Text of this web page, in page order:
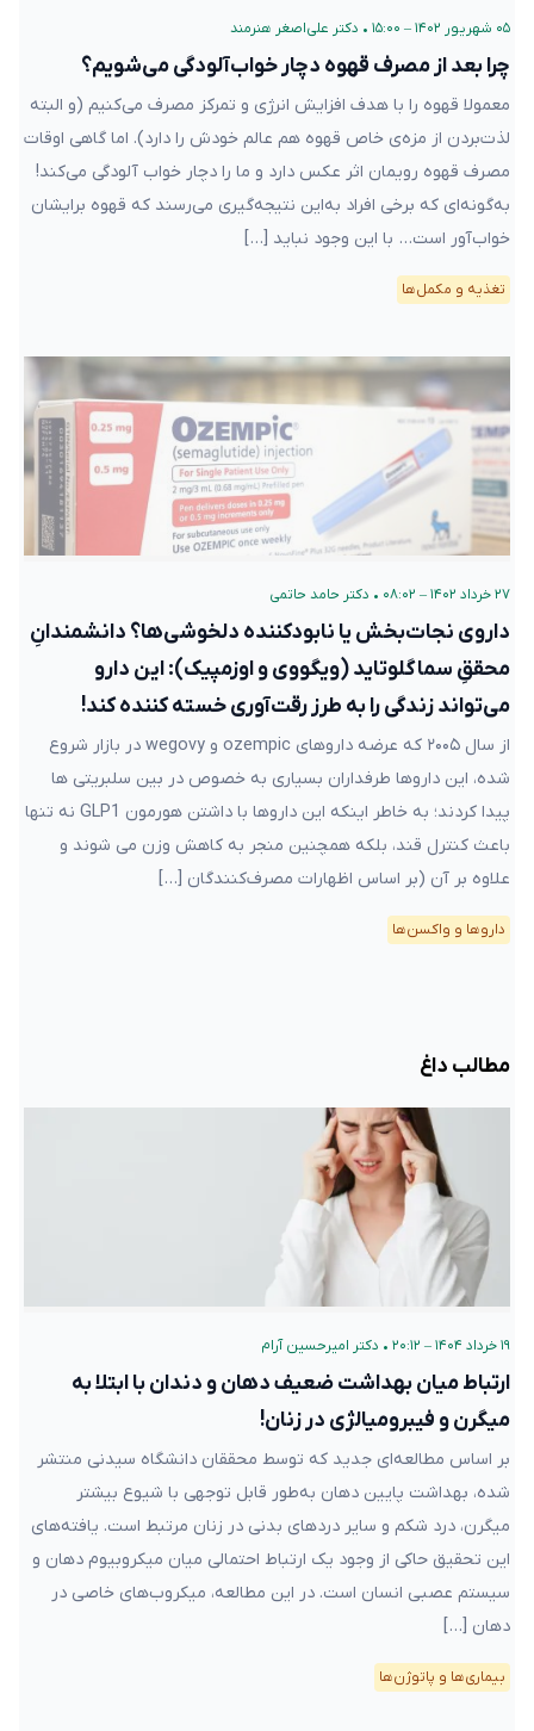
۰۵ شهریور ۱۴۰۲ – ۱۵:۰۰ • دکتر علی‌اصغر هنرمند
چرا بعد از مصرف قهوه دچار خواب‌آلودگی می‌شویم؟
معمولا قهوه را با هدف افزایش انرژی و تمرکز مصرف می‌کنیم (و البته
لذت‌بردن از مزه‌ی خاص قهوه هم عالم خودش را دارد). اما گاهی اوقات
مصرف قهوه رویمان اثر عکس دارد و ما را دچار خواب آلودگی می‌کند!
به‌گونه‌ای که برخی افراد به‌این نتیجه‌گیری می‌رسند که قهوه برایشان
خواب‌آور است… با این وجود نباید […]
تغذیه و مکمل‌ها
۲۷ خرداد ۱۴۰۲ – ۰۸:۰۲ • دکتر حامد حاتمی
داروی نجات‌بخش یا نابودکننده دلخوشی‌ها؟ دانشمندانِ
محققِ سماگلوتاید (ویگووی و اوزمپیک): این دارو
می‌تواند زندگی را به طرز رقت‌آوری خسته کننده کند!
از سال ۲۰۰۵ که عرضه داروهای ozempic و wegovy در بازار شروع
شده، این داروها طرفداران بسیاری به خصوص در بین سلبریتی ها
پیدا کردند؛ به خاطر اینکه این داروها با داشتن هورمون GLP1 نه تنها
باعث کنترل قند، بلکه همچنین منجر به کاهش وزن می شوند و
علاوه بر آن (بر اساس اظهارات مصرف‌کنندگان […]
دارو‌ها و واکسن‌ها
مطالب داغ
۱۹ خرداد ۱۴۰۴ – ۲۰:۱۲ • دکتر امیرحسین آرام
ارتباط میان بهداشت ضعیف دهان و دندان با ابتلا به
میگرن و فیبرومیالژی در زنان!
بر اساس مطالعه‌ای جدید که توسط محققان دانشگاه سیدنی منتشر
شده، بهداشت پایین دهان به‌طور قابل توجهی با شیوع بیشتر
میگرن، درد شکم و سایر دردهای بدنی در زنان مرتبط است. یافته‌های
این تحقیق حاکی از وجود یک ارتباط احتمالی میان میکروبیوم دهان و
سیستم عصبی انسان است. در این مطالعه، میکروب‌های خاصی در
دهان […]
بیماری‌ها و پاتوژن‌ها